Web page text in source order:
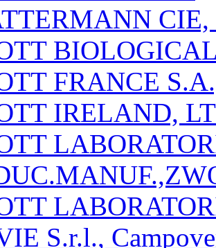
FRANCE
IRELAND,
S.r.l.,